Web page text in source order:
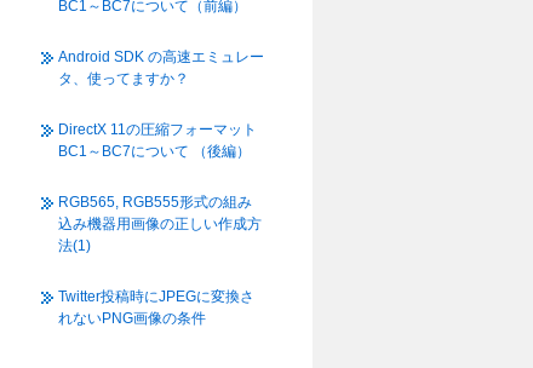
BC1～BC7について（前編）
Android SDK の高速エミュレー
タ、使ってますか？
DirectX 11の圧縮フォーマット
BC1～BC7について （後編）
RGB565, RGB555形式の組み
込み機器用画像の正しい作成方
法(1)
Twitter投稿時にJPEGに変換さ
れないPNG画像の条件